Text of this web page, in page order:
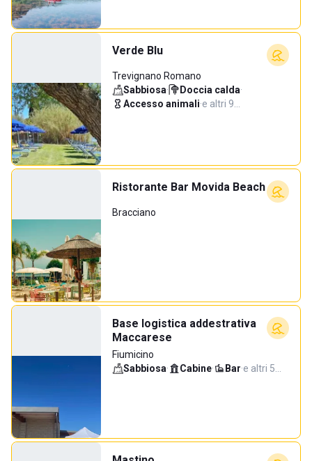
Verde Blu
Trevignano Romano
Sabbiosa· Doccia calda·
Accesso animali·e altri 9…
Ristorante Bar Movida Beach
Bracciano
Base logistica addestrativa
Maccarese
Fiumicino
Sabbiosa· Cabine· Bar·e altri 5…